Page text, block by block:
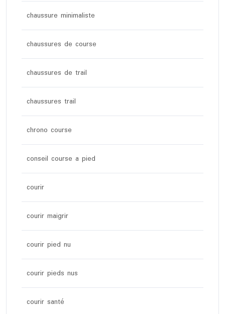
chaussure minimaliste
chaussures de course
chaussures de trail
chaussures trail
chrono course
conseil course a pied
courir
courir maigrir
courir pied nu
courir pieds nus
courir santé